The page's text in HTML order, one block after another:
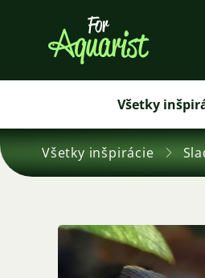
Všetky
Všetky inšpirácie